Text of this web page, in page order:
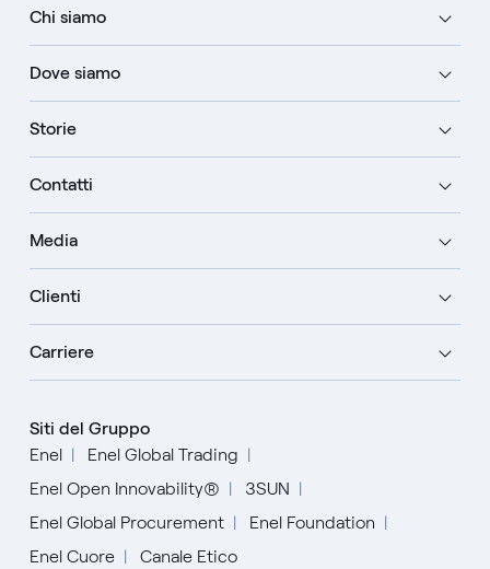
Chi siamo
Dove siamo
Storie
Contatti
Media
Clienti
Carriere
Siti del Gruppo
Enel
Enel Global Trading
Enel Open Innovability®
3SUN
Enel Global Procurement
Enel Foundation
Enel Cuore
Canale Etico